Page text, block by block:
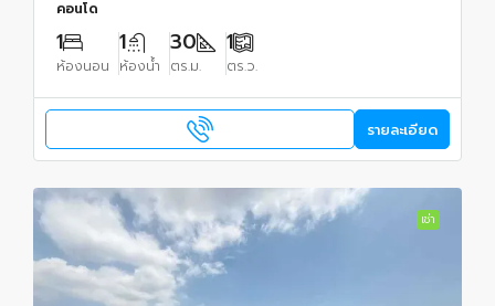
คอนโด
1
ห้องนอน
1
ห้องน้ำ
30
ตร.ม.
1
ตร.ว.
รายละเอียด
เช่า